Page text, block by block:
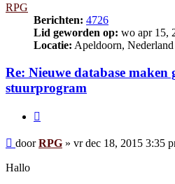
RPG
Berichten: 4726
Lid geworden op: wo apr 15,
Locatie: Apeldoorn, Nederland
Re: Nieuwe database maken
stuurprogram
Bericht
doorRPG » vr dec 18, 2015 3:35
Hallo